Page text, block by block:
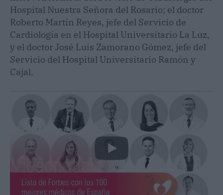
Hospital Nuestra Señora del Rosario; el doctor
Roberto Martín Reyes, jefe del Servicio de
Cardiología en el Hospital Universitario La Luz,
y el doctor José Luis Zamorano Gómez, jefe del
Servicio del Hospital Universitario Ramón y
Cajal.